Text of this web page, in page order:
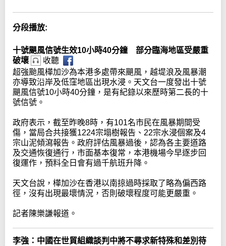
分段播放:
十號颶風信號生效10小時40分鐘 部分臨海地區受嚴重
破壞
收聽
超強颱風樺加沙為本港多處帶來颶風，越堤浪及風暴潮
亦導致沿岸及低窪地區出現水浸。天文台一度發出十號
颶風信號10小時40分鐘，是有紀錄以來歷時第二長的十
號信號。
政府表示，截至昨晚8時，有101名市民在風暴期間受
傷，當局合共接獲1224宗塌樹報告、22宗水浸個案及4
宗山泥傾瀉報告。政府評估風暴過後，認為各主要道路
及交通恢復通行，市面基本復常，本港機場今早逐步回
復運作，預料全日會有過千航班升降。
天文台說，樺加沙在香港以南掠過時採取了略為偏西路
徑，沒有出現最壞情況，否則破壞程度可能更嚴重。
記者陳樂謙報道。
李強：中國在世貿組織談判中將不尋求新特殊和差別待